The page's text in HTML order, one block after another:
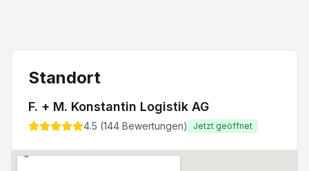
Standort
F. + M. Konstantin Logistik AG
4.5 (144 Bewertungen) Jetzt geöffnet